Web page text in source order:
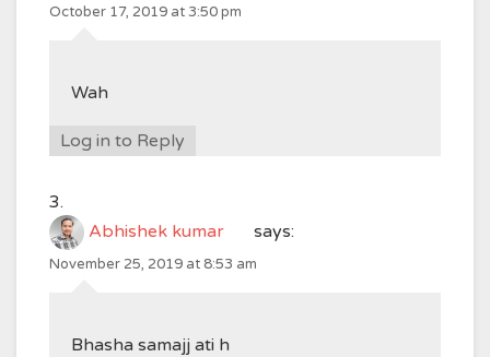
October 17, 2019 at 3:50 pm
Wah
Log in to Reply
Abhishek kumar says:
November 25, 2019 at 8:53 am
Bhasha samajj ati h